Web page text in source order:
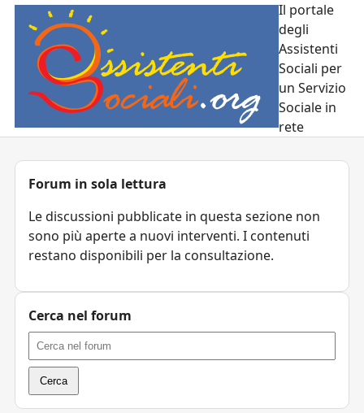
Il portale
degli
Assistenti
Sociali per
un Servizio
Sociale in
rete
Forum in sola lettura
Le discussioni pubblicate in questa sezione non
sono più aperte a nuovi interventi. I contenuti
restano disponibili per la consultazione.
Cerca nel forum
Cerca